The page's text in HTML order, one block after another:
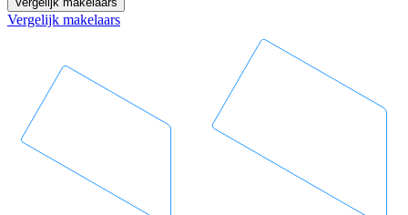
Vergelijk makelaars